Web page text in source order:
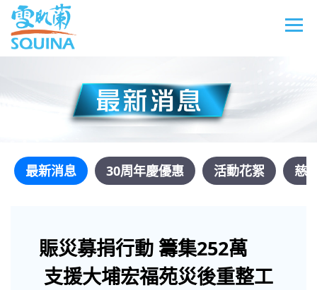
最新消息 30周年慶優惠 活動花絮 慈
賑災募捐行動 籌集252萬
支援大埔宏福苑災後重整工